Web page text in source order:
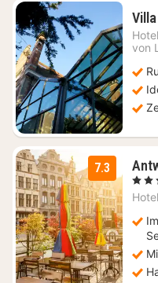
von
7.3
, 3